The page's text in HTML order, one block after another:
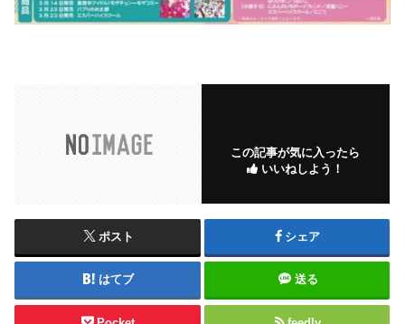
この記事が気に入ったら
いいねしよう！
ポスト シェア
はてブ 送る